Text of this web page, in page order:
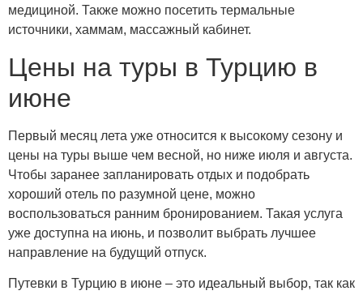
медициной. Также можно посетить термальные
источники, хаммам, массажный кабинет.
Цены на туры в Турцию в
июне
Первый месяц лета уже относится к высокому сезону и
цены на туры выше чем весной, но ниже июля и августа.
Чтобы заранее запланировать отдых и подобрать
хороший отель по разумной цене, можно
воспользоваться ранним бронированием. Такая услуга
уже доступна на июнь, и позволит выбрать лучшее
направление на будущий отпуск.
Путевки в Турцию в июне – это идеальный выбор, так как